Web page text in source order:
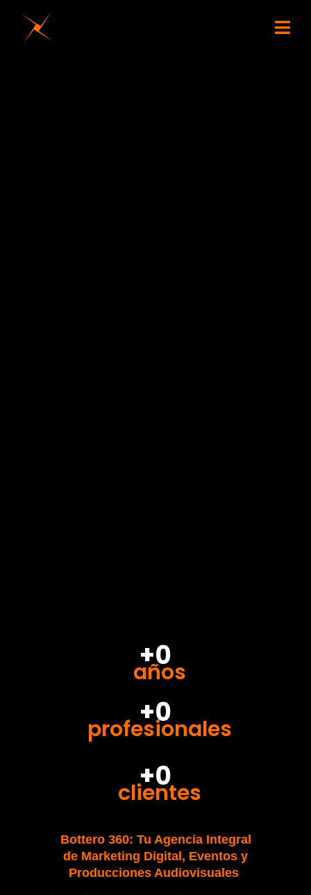
+0
años
+0
profesionales
+0
clientes
Bottero 360: Tu Agencia Integral
de Marketing Digital, Eventos y
Producciones Audiovisuales